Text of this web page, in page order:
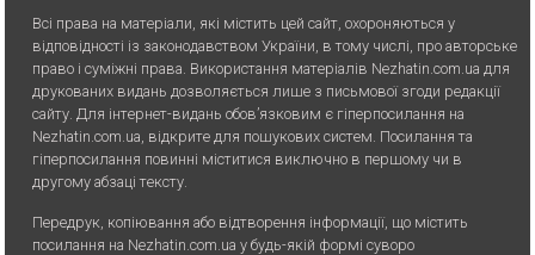
Всі права на матеріали, які містить цей сайт, охороняються у
відповідності із законодавством України, в тому числі, про авторське
право і суміжні права. Використання матерiалiв Nezhatin.com.ua для
друкованих видань дозволяється лише з письмової згоди редакції
сайту. Для iнтернет-видань обов’язковим є гiперпосилання на
Nezhatin.com.ua, відкрите для пошукових систем. Посилання та
гіперпосилання повинні міститися виключно в першому чи в
другому абзаці тексту.
Передрук, копiювання або вiдтворення iнформацiї, що мiстить
посилання на Nezhatin.com.ua у будь-якiй формi суворо